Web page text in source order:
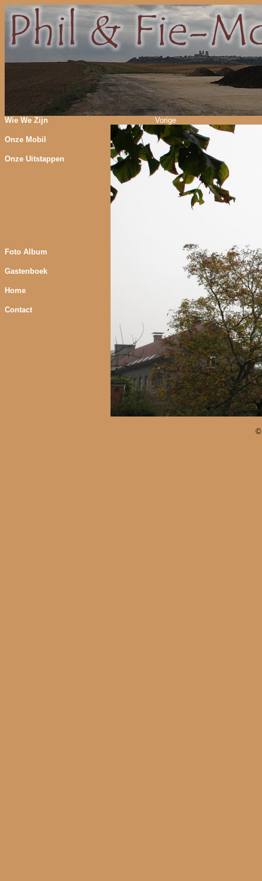
Wie We Zijn
Onze Mobil
Onze Uitstappen
Foto Album
Gastenboek
Home
Contact
Vorige
©